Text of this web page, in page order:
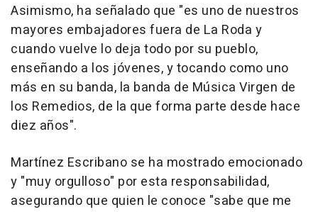
Asimismo, ha señalado que "es uno de nuestros
mayores embajadores fuera de La Roda y
cuando vuelve lo deja todo por su pueblo,
enseñando a los jóvenes, y tocando como uno
más en su banda, la banda de Música Virgen de
los Remedios, de la que forma parte desde hace
diez años".
Martínez Escribano se ha mostrado emocionado
y "muy orgulloso" por esta responsabilidad,
asegurando que quien le conoce "sabe que me